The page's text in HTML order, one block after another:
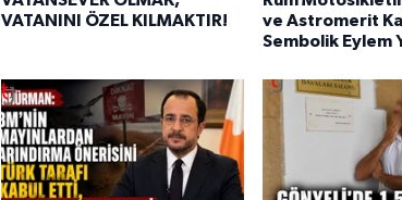
VATANINI ÖZEL KILMAKTIR!
ve Astromerit
Sembolik Eylem